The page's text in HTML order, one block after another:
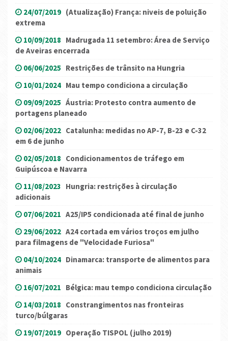
24/07/2019 (Atualização) França: niveis de poluição
extrema
10/09/2018 Madrugada 11 setembro: Área de Serviço
de Aveiras encerrada
06/06/2025 Restrições de trânsito na Hungria
10/01/2024 Mau tempo condiciona a circulação
09/09/2025 Áustria: Protesto contra aumento de
portagens planeado
02/06/2022 Catalunha: medidas no AP-7, B-23 e C-32
em 6 de junho
02/05/2018 Condicionamentos de tráfego em
Guipúscoa e Navarra
11/08/2023 Hungria: restrições à circulação
adicionais
07/06/2021 A25/IP5 condicionada até final de junho
29/06/2022 A24 cortada em vários troços em julho
para filmagens de "Velocidade Furiosa"
04/10/2024 Dinamarca: transporte de alimentos para
animais
16/07/2021 Bélgica: mau tempo condiciona circulação
14/03/2018 Constrangimentos nas fronteiras
turco/búlgaras
19/07/2019 Operação TISPOL (julho 2019)